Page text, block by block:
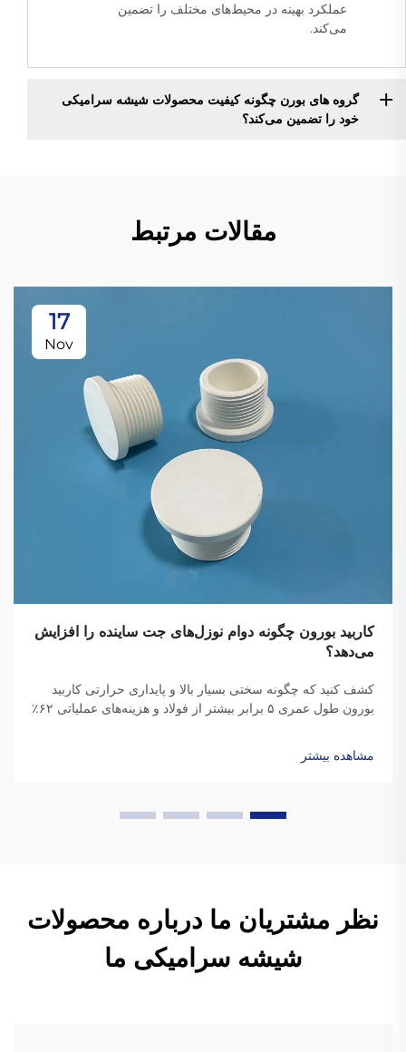
عملکرد بهینه در محیط‌های مختلف را تضمین
می‌کند.
گروه های بورن چگونه کیفیت محصولات شیشه سرامیکی
خود را تضمین می‌کند؟
مقالات مرتبط
17
Nov
کاربید بورون چگونه دوام نوزل‌های جت ساینده را افزایش
می‌دهد؟
کشف کنید که چگونه سختی بسیار بالا و پایداری حرارتی کاربید
بورون طول عمری ۵ برابر بیشتر از فولاد و هزینه‌های عملیاتی ۶۲٪
کار و بینش‌های بازگشت سرمایه (ROI) را مشاهده کنید.
مشاهده بیشتر
نظر مشتریان ما درباره محصولات
شیشه سرامیکی ما